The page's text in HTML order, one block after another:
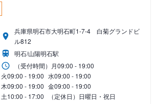
兵庫県明石市大明石町1-7-4 白菊グランドビ
ル812
明石/山陽明石駅
（受付時間） 月09:00 - 19:00
火09:00 - 19:00 水09:00 - 19:00
木09:00 - 19:00 金09:00 - 19:00
土10:00 - 17:00 （定休日）日曜日・祝日